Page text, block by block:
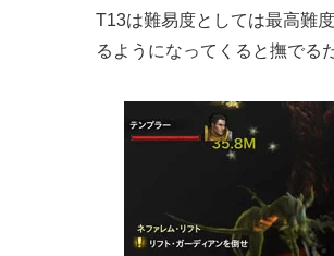
T13は難易度としては最高難
るようになってくると撫でる